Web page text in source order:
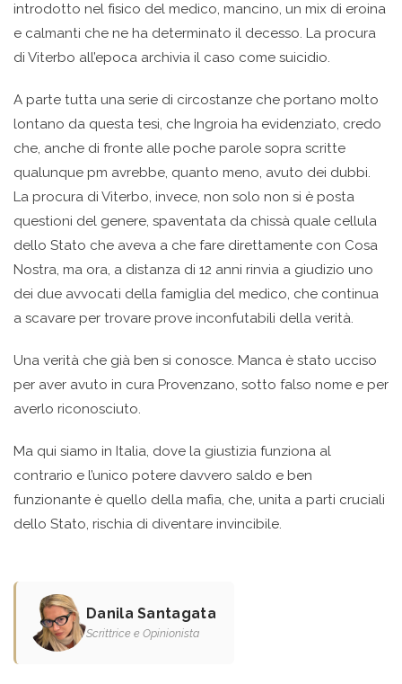
introdotto nel fisico del medico, mancino, un mix di eroina
e calmanti che ne ha determinato il decesso. La procura
di Viterbo all’epoca archivia il caso come suicidio.
A parte tutta una serie di circostanze che portano molto
lontano da questa tesi, che Ingroia ha evidenziato, credo
che, anche di fronte alle poche parole sopra scritte
qualunque pm avrebbe, quanto meno, avuto dei dubbi.
La procura di Viterbo, invece, non solo non si è posta
questioni del genere, spaventata da chissà quale cellula
dello Stato che aveva a che fare direttamente con Cosa
Nostra, ma ora, a distanza di 12 anni rinvia a giudizio uno
dei due avvocati della famiglia del medico, che continua
a scavare per trovare prove inconfutabili della verità.
Una verità che già ben si conosce. Manca è stato ucciso
per aver avuto in cura Provenzano, sotto falso nome e per
averlo riconosciuto.
Ma qui siamo in Italia, dove la giustizia funziona al
contrario e l’unico potere davvero saldo e ben
funzionante è quello della mafia, che, unita a parti cruciali
dello Stato, rischia di diventare invincibile.
Danila Santagata
Scrittrice e Opinionista